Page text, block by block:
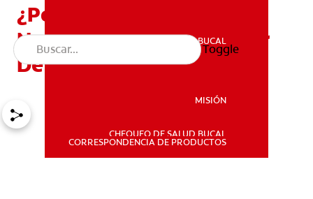
SALUD BUCAL
SALUD BUCAL
MISIÓN
CHEQUEO DE SALUD BUCAL
CORRESPONDENCIA DE PRODUCTOS
Toggle
¿Por Qué Su Hijo Podría
Necesitar Un Mantenedor
De Espacio?